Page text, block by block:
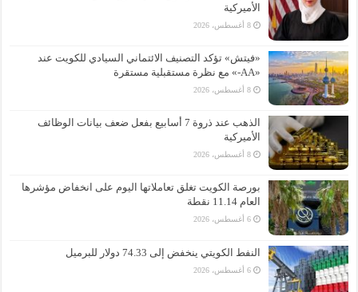
الأميركية
8 أغسطس، 2026
«فيتش» تؤكد التصنيف الائتماني السيادي للكويت عند
«AA-» مع نظرة مستقبلية مستقرة
8 أغسطس، 2026
الذهب عند ذروة 7 أسابيع بفعل ضعف بيانات الوظائف
الأميركية
8 أغسطس، 2026
بورصة الكويت تغلق تعاملاتها اليوم على انخفاض مؤشرها
العام 11.14 نقطة
6 أغسطس، 2026
النفط الكويتي ينخفض إلى 74.33 دولار للبرميل
6 أغسطس، 2026